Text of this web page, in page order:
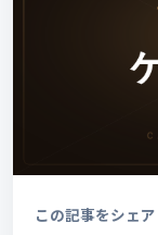
この記事をシェア